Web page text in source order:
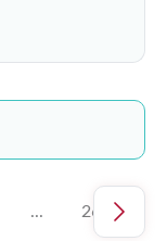
... 26